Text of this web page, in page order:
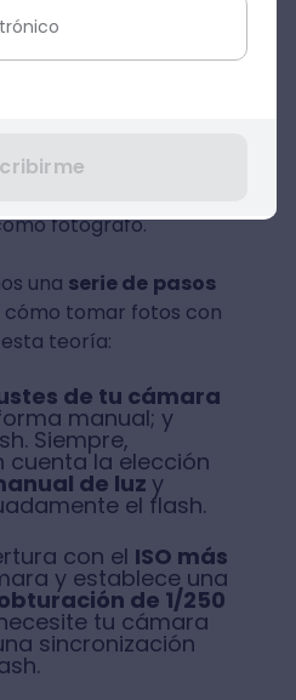
latécnica del fondo
lautilización del flash
fotógrafo.
una serie de pasos
cómo tomar fotos con
teoría:
de tu cámara
manual; y
Siempre,
cuenta la elección
de luz y
el flash.
con el ISO más
y establece una
de 1/250
tu cámara
sincronización